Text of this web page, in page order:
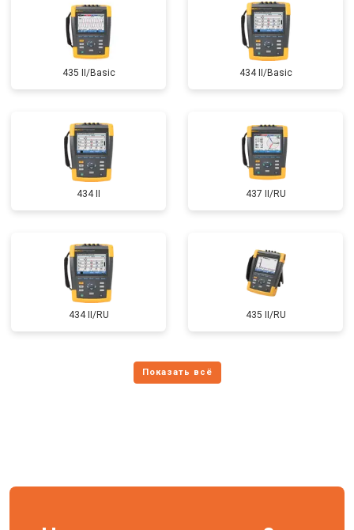
435 II/Basic 434 II/Basic
434 II 437 II/RU
434 II/RU 435 II/RU